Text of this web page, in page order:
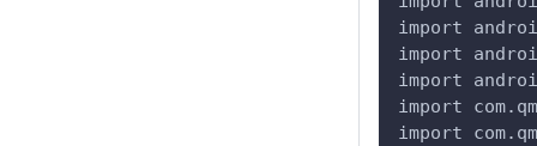
import
import
import
import
import